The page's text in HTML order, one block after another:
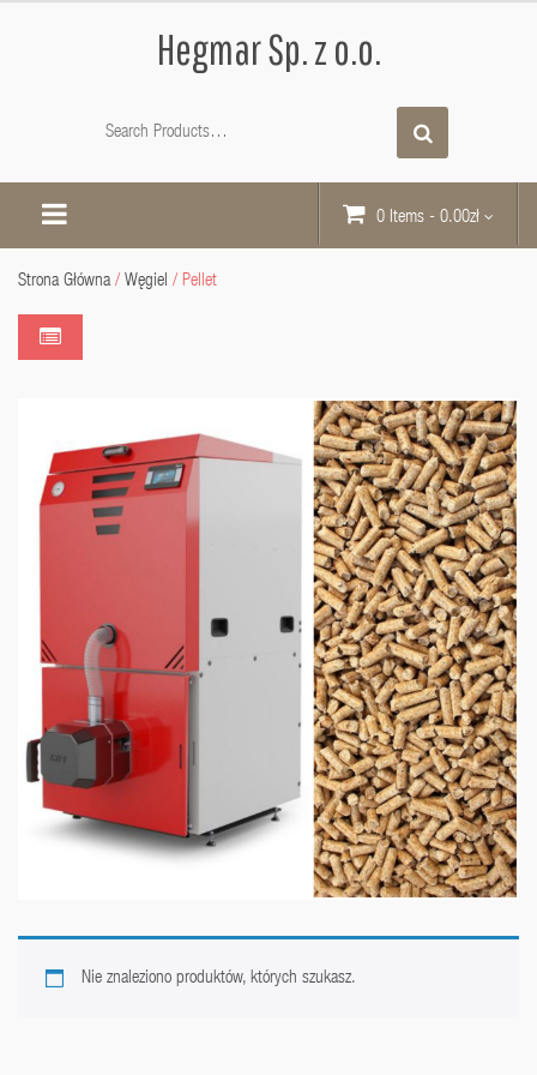
Hegmar Sp. z o.o.
0 Items - 0.00zł
Strona Główna / Węgiel / Pellet
Nie znaleziono produktów, których szukasz.